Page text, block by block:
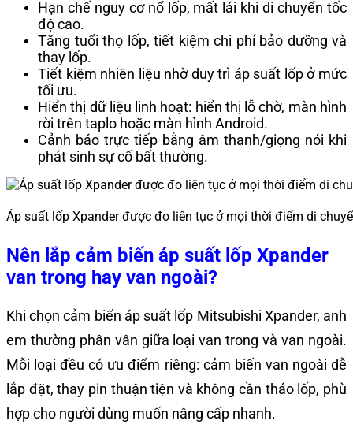
Hạn chế nguy cơ nổ lốp, mất lái khi di chuyển tốc
độ cao.
Tăng tuổi thọ lốp, tiết kiệm chi phí bảo dưỡng và
thay lốp.
Tiết kiệm nhiên liệu nhờ duy trì áp suất lốp ở mức
tối ưu.
Hiển thị dữ liệu linh hoạt: hiển thị lỗ chờ, màn hình
rời trên taplo hoặc màn hình Android.
Cảnh báo trực tiếp bằng âm thanh/giọng nói khi
phát sinh sự cố bất thường.
Áp suất lốp Xpander được đo liên tục ở mọi thời điểm di
Nên lắp cảm biến áp suất lốp Xpander
van trong hay van ngoài?
Khi chọn cảm biến áp suất lốp Mitsubishi Xpander, anh
em thường phân vân giữa loại van trong và van ngoài.
Mỗi loại đều có ưu điểm riêng: cảm biến van ngoài dễ
lắp đặt, thay pin thuận tiện và không cần tháo lốp, phù
hợp cho người dùng muốn nâng cấp nhanh.